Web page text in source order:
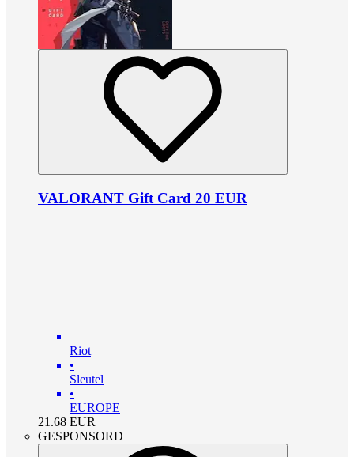
VALORANT Gift Card 20 EUR
Riot
•
Sleutel
•
EUROPE
21.68 EUR
GESPONSORD